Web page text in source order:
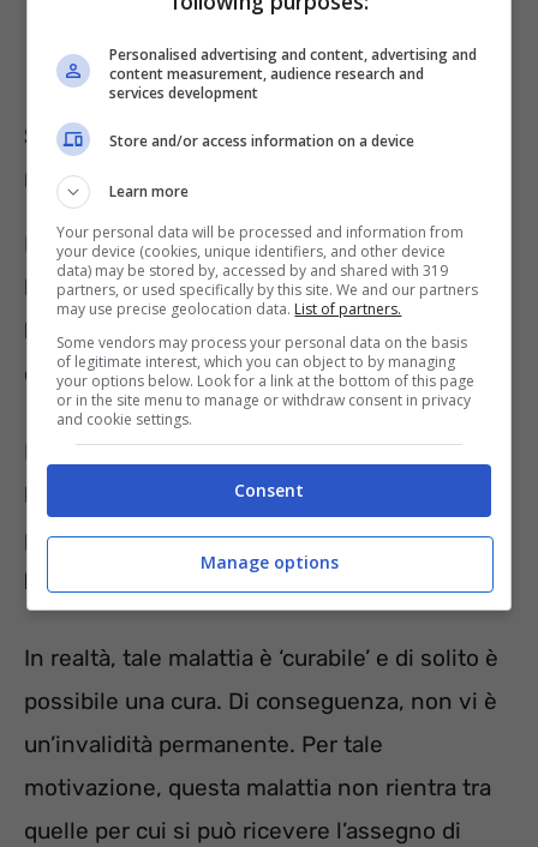
Sciatica, è possibile che vi sia
riconosciuta un’invalidità?
Ma chi soffre diallergiapuò percepire
l’assegno mensile pagato dall’Istituto
Nazionale di Previdenza Sociale
Ecco cosa
c’è da sapere in merito.
Ritornando all’argomento cardine dell’articolo,
la sciatica può essere davvero un grosso
problema per chi ne soffre ma si può ricevere
l’assegno di invalidità
In realtà, tale malattia è ‘curabile’ e di solito è
possibile una cura. Di conseguenza, non vi è
un’invalidità permanente. Per tale
motivazione, questa malattia non rientra tra
quelle per cui si può ricevere l’assegno di
Personalised advertising and content, advertising and
content measurement, audience research and
services development
Store and/or access information on a device
Learn more
Your personal data will be processed and information from
your device (cookies, unique identifiers, and other device
data) may be stored by, accessed by and shared with 319
partners, or used specifically by this site. We and our partners
may use precise geolocation data. List of partners.
Some vendors may process your personal data on the basis
of legitimate interest, which you can object to by managing
your options below. Look for a link at the bottom of this page
or in the site menu to manage or withdraw consent in privacy
and cookie settings.
Consent
Manage options